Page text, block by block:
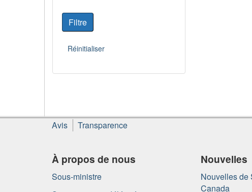
À
propos
ce
site
Avis Transparence
À propos de nous
Sous-ministre
Nouvelles
Nouvelles de
Canada